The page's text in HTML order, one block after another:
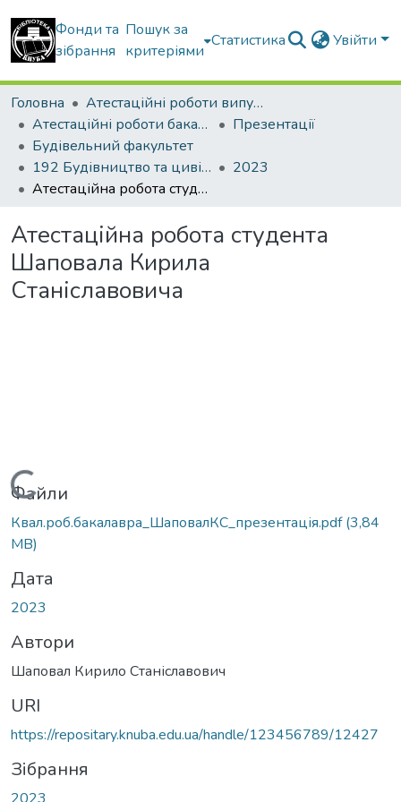
Фонди та
зібрання
Пошук за
критеріями
Статистика Увійти
Головна
Атестаційні роботи випускників
Атестаційні роботи бакалаврів
Презентації
Будівельний факультет
192 Будівництво та цивільна інженерія. Промислове і цивільне будівництво
2023
Атестаційна робота студента Шаповала Кирила Станіславовича
Атестаційна робота студента
Шаповала Кирила
Станіславовича
Вантажиться...
Файли
Квал.роб.бакалавра_ШаповалКС_презентація.pdf(3,84
MB)
Дата
2023
Автори
Шаповал Кирило Станіславович
URI
https://repositary.knuba.edu.ua/handle/123456789/12427
Зібрання